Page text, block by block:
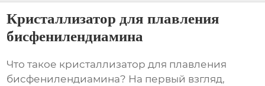
Кристаллизатор для плавления
бисфенилендиамина
Что такое кристаллизатор для плавления
бисфенилендиамина? На первый взгляд,